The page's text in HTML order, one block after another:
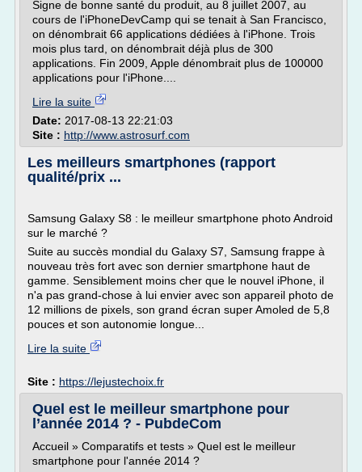
Signe de bonne santé du produit, au 8 juillet 2007, au
cours de l'iPhoneDevCamp qui se tenait à San Francisco,
on dénombrait 66 applications dédiées à l'iPhone. Trois
mois plus tard, on dénombrait déjà plus de 300
applications. Fin 2009, Apple dénombrait plus de 100000
applications pour l'iPhone....
Lire la suite
Date: 2017-08-13 22:21:03
Site : http://www.astrosurf.com
Les meilleurs smartphones (rapport
qualité/prix ...
Samsung Galaxy S8 : le meilleur smartphone photo Android
sur le marché ?
Suite au succès mondial du Galaxy S7, Samsung frappe à
nouveau très fort avec son dernier smartphone haut de
gamme. Sensiblement moins cher que le nouvel iPhone, il
n'a pas grand-chose à lui envier avec son appareil photo de
12 millions de pixels, son grand écran super Amoled de 5,8
pouces et son autonomie longue...
Lire la suite
Site : https://lejustechoix.fr
Quel est le meilleur smartphone pour
l’année 2014 ? - PubdeCom
Accueil » Comparatifs et tests » Quel est le meilleur
smartphone pour l'année 2014 ?